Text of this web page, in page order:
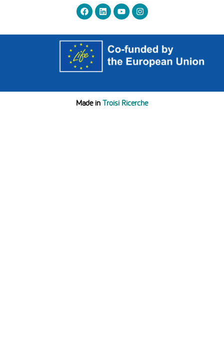
Made in Troisi Ricerche